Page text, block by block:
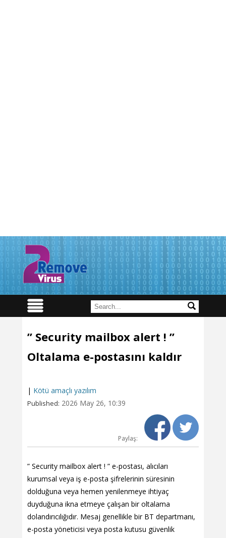
” Security mailbox alert ! ”
Oltalama e-postasını kaldır
| Kötü amaçlı yazılım
Published: 2026 May 26, 10:39
Paylaş:
” Security mailbox alert ! ” e-postası, alıcıları
kurumsal veya iş e-posta şifrelerinin süresinin
dolduğuna veya hemen yenilenmeye ihtiyaç
duyduğuna ikna etmeye çalışan bir oltalama
dolandırıcılığıdır. Mesaj genellikle bir BT departmanı,
e-posta yöneticisi veya posta kutusu güvenlik